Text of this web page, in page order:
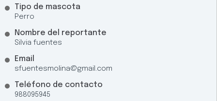
Tipo de mascota
Perro
Nombre del reportante
Silvia fuentes
Email
sfuentesmolina@gmail.com
Teléfono de contacto
988095945